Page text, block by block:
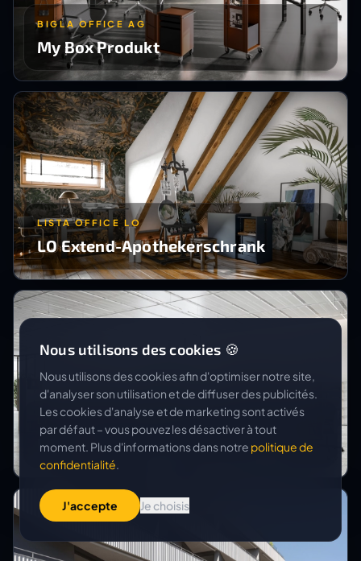
BIGLA OFFICE AG
My Box Produkt
LISTA OFFICE LO
LO Extend-Apothekerschrank
LISTA OFFICE LO
LO Summit
Nous utilisons des cookies 🍪
Nous utilisons des cookies afin d'optimiser notre site,
d'analyser son utilisation et de diffuser des publicités.
Les cookies d'analyse et de marketing sont activés
par défaut – vous pouvez les désactiver à tout
moment. Plus d'informations dans notre politique de
confidentialité.
J'accepte Je choisis